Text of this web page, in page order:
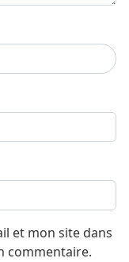
et mon site dans
commentaire.